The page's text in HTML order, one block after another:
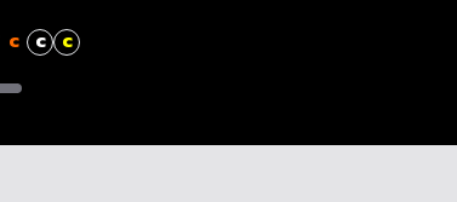
c c c